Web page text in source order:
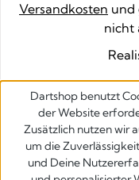
Versandkosten und
nicht
Dartshop benutzt
der Website
Zusätzlich nutzen wir
um die
und Deine